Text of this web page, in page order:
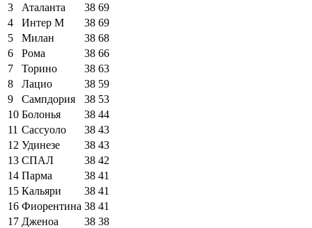
3
Аталанта 38 69
4
Интер М 38 69
5
Милан 38 68
6
Рома 38 66
7
Торино 38 63
8
Лацио 38 59
9
Сампдория 38 53
10 Болонья 38 44
11 Сассуоло 38 43
12 Удинезе 38 43
13 СПАЛ 38 42
14 Парма 38 41
15 Кальяри 38 41
16 Фиорентина 38 41
17 Дженоа 38 38